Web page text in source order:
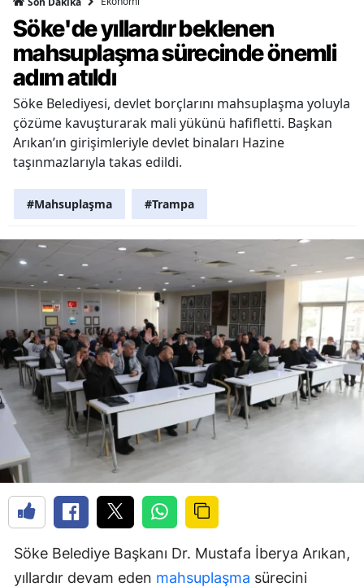
Söke'de yıllardır beklenen
mahsuplaşma sürecinde önemli
adım atıldı
Söke Belediyesi, devlet borçlarını mahsuplaşma yoluyla
çözüme kavuşturarak mali yükünü hafifletti. Başkan
Arıkan’ın girişimleriyle devlet binaları Hazine
taşınmazlarıyla takas edildi.
#Mahsuplaşma #Trampa
Söke Belediye Başkanı Dr. Mustafa İberya Arıkan,
yıllardır devam eden mahsuplaşma sürecini